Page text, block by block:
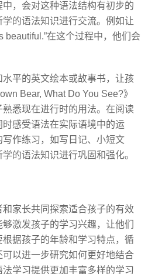
，会对这种语法结构有初步的
的语法知识进行交流。例如让
beautiful.”在这个过程中，他们会
平的英文绘本或故事书，让孩
Bear, What Do You See?》
熟悉现在进行时的用法。在阅读
感受语法在实际语境中的运
作练习，如写日记、小短文
的语法知识进行巩固和强化。
家长共同探索适合孩子的有效
激发孩子的学习兴趣，让他们
据孩子的年龄和学习特点，循
以进一步研究如何更好地结合
学习提供更加丰富多样的学习